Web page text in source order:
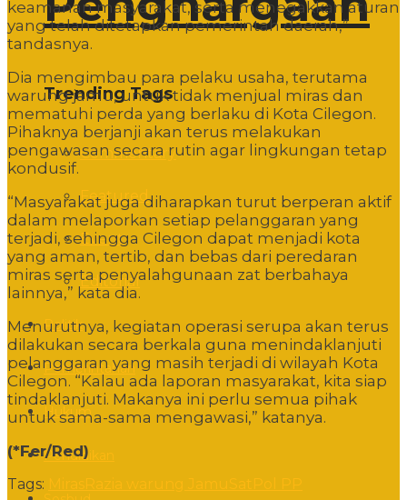
Trending Tags
Commentary
Featured
Event
Editorial
Politik
Pemerintahan
Hukum
Pendidikan
keamanan masyarakat, serta menegakkan aturan
yang telah ditetapkan pemerintah daerah,”
tandasnya.
Dia mengimbau para pelaku usaha, terutama
warung jamu, untuk tidak menjual miras dan
mematuhi perda yang berlaku di Kota Cilegon.
Pihaknya berjanji akan terus melakukan
pengawasan secara rutin agar lingkungan tetap
kondusif.
“Masyarakat juga diharapkan turut berperan aktif
dalam melaporkan setiap pelanggaran yang
terjadi, sehingga Cilegon dapat menjadi kota
yang aman, tertib, dan bebas dari peredaran
miras serta penyalahgunaan zat berbahaya
lainnya,” kata dia.
Menurutnya, kegiatan operasi serupa akan terus
dilakukan secara berkala guna menindaklanjuti
pelanggaran yang masih terjadi di wilayah Kota
Cilegon. “Kalau ada laporan masyarakat, kita siap
tindaklanjuti. Makanya ini perlu semua pihak
untuk sama-sama mengawasi,” katanya.
(*Fer/Red)
Tags: